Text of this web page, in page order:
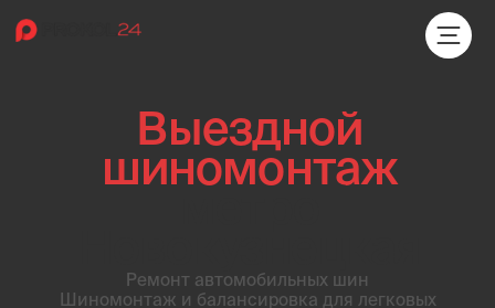
шиномонтаж
метро
Новокузнецкая
В вашем районе сейчас3 мастера,
звоните! Выезжаем через 1 минуту